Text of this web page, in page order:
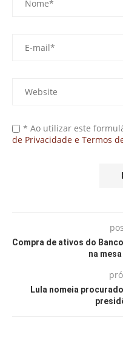
* Ao utilizar este
de Privacidade e Termos
Compra de ativos do
na
Lula nomeia